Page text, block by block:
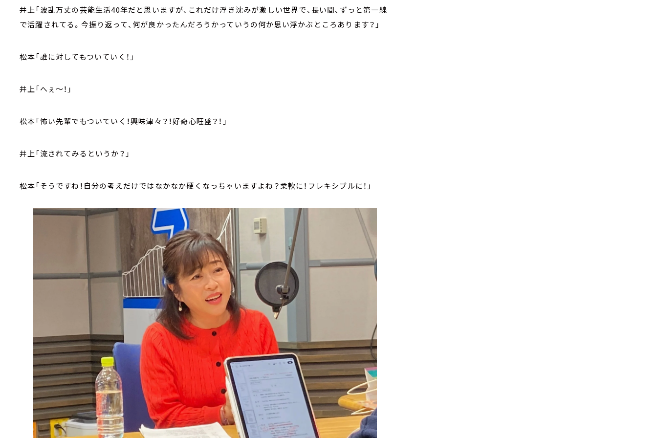
井上「波乱万丈の芸能生活40年だと思いますが、これだけ浮き沈みが激しい世界で、長い間、ずっと第一線
で活躍されてる。今振り返って、何が良かったんだろうかっていうの何か思い浮かぶところあります？」
松本「誰に対してもついていく！」
井上「へぇ～！」
松本「怖い先輩でもついていく！興味津々？！好奇心旺盛？！」
井上「流されてみるというか？」
松本「そうですね！自分の考えだけではなかなか硬くなっちゃいますよね？柔軟に！フレキシブルに！」